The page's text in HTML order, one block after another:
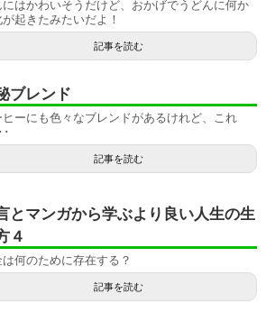
にはかわいそうだけど、おかげでうどんに何か
起きたみたいだよ！
記事を読む
ブレンド
ヒーにも色々なブレンドがあるけれど、これ
記事を読む
とマンガから学ぶより良い人生の生
４
は何のために存在する？
記事を読む